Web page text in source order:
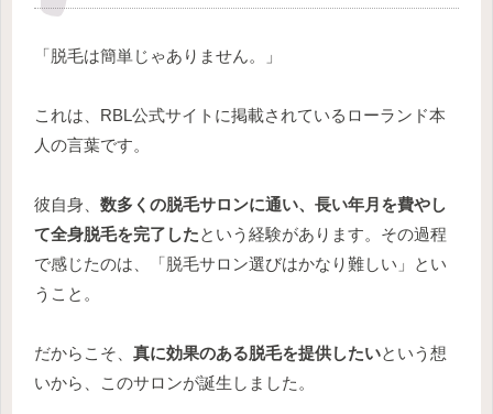
「脱毛は簡単じゃありません。」
これは、RBL公式サイトに掲載されているローランド本
人の言葉です。
彼自身、 数多くの脱毛サロンに通い、長い年月を費やし
て全身脱毛を完了したという経験があります。その過程
で感じたのは、「脱毛サロン選びはかなり難しい」とい
うこと。
だからこそ、 真に効果のある脱毛を提供したいという想
いから、このサロンが誕生しました。